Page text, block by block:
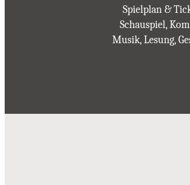
Spielplan &
Schauspiel,
Musik, Lesung,